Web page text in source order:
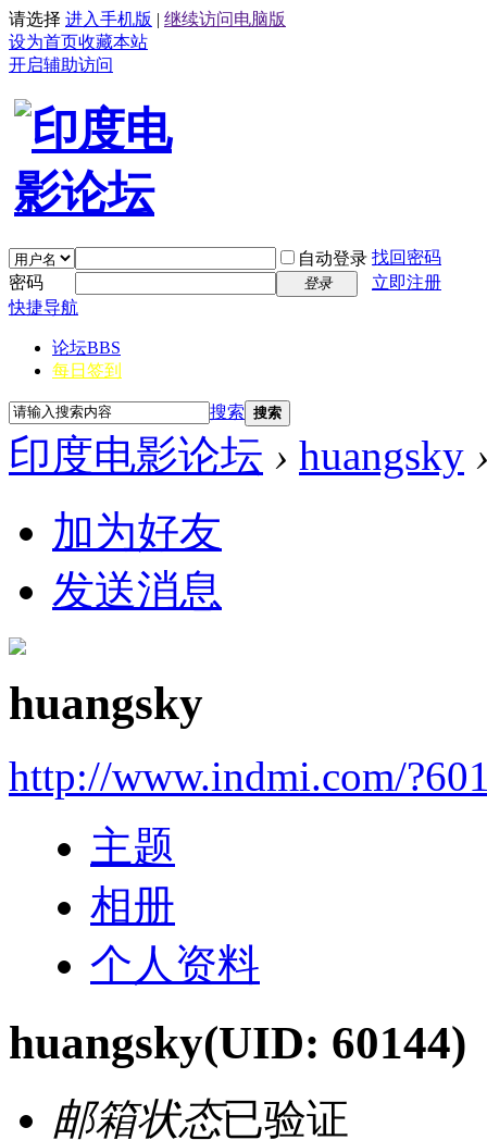
请选择 进入手机版 | 继续访问电脑版
设为首页收藏本站
开启辅助访问
自动登录 找回密码
密码
登录
立即注册
快捷导航
论坛BBS
每日签到
搜索 搜索
印度电影论坛 › huangsky
加为好友
发送消息
huangsky
http://www.indmi.com/
主题
相册
个人资料
huangsky(UID: 60144)
邮箱状态已验证